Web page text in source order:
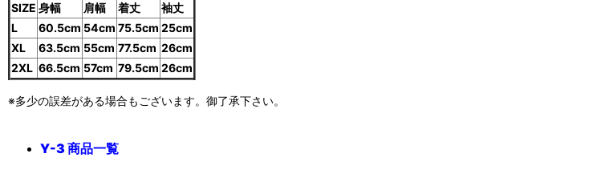
SIZE 身幅 肩幅 着丈
袖丈
L
60.5cm 54cm 75.5cm 25cm
XL
63.5cm 55cm 77.5cm 26cm
2XL 66.5cm 57cm 79.5cm 26cm
※多少の誤差がある場合もございます。御了承下さい。
Y-3 商品一覧